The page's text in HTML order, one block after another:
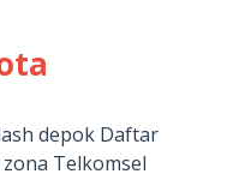
depok Daftar
Telkomsel